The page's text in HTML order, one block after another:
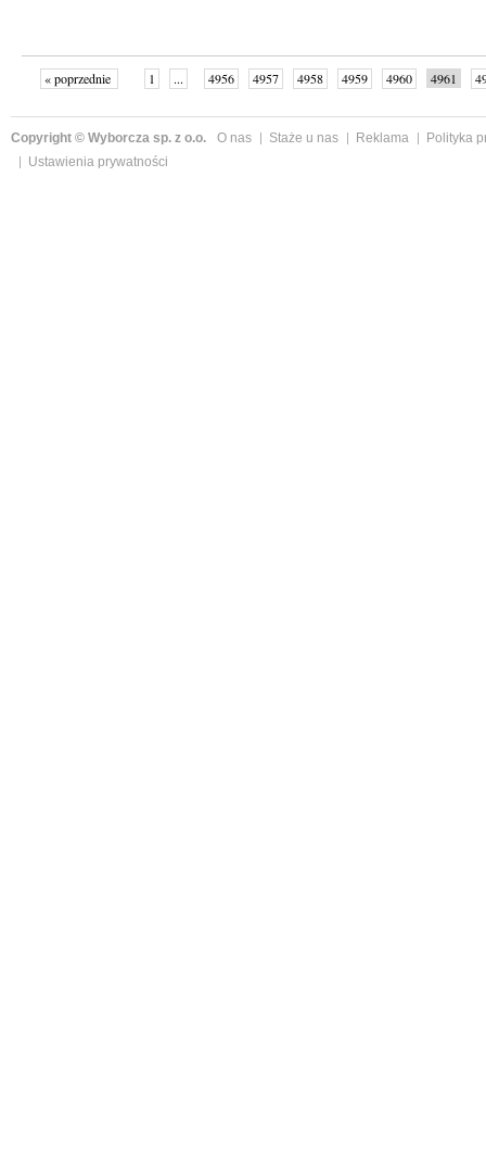
« poprzednie 1 ... 4956 4957 4958 4959 4960 4961
Copyright © Wyborcza sp. z o.o. O nas Staże u nas Reklama
Polityka
Ustawienia prywatności